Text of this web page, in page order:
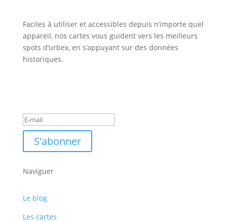
Faciles à utiliser et accessibles depuis n’importe quel
appareil, nos cartes vous guident vers les meilleurs
spots d’urbex, en s’appuyant sur des données
historiques.
S'abonner
Naviguer
Le blog
Les cartes